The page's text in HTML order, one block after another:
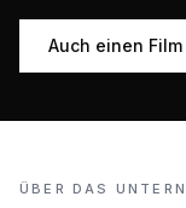
Auch einen
ÜBER DAS